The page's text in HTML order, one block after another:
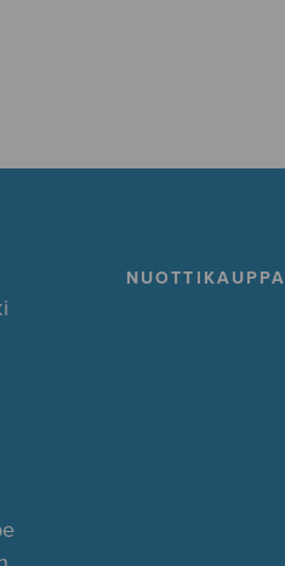
NUOTTIKAUPPA